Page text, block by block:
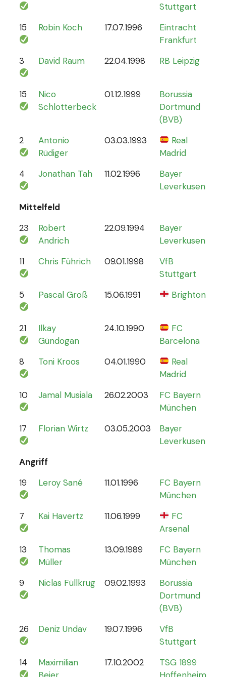
Stuttgart
15 Robin Koch 17.07.1996
Eintracht
Frankfurt
3 David Raum 22.04.1998 RB Leipzig
15
Nico
Schlotterbeck
01.12.1999
Borussia
Dortmund
(BVB)
2
Antonio
Rüdiger
03.03.1993
Real
Madrid
4 Jonathan Tah 11.02.1996
Bayer
Leverkusen
Mittelfeld
23
Robert
Andrich
22.09.1994
Bayer
Leverkusen
11 Chris Führich 09.01.1998
VfB
Stuttgart
5 Pascal Groß 15.06.1991 Brighton
21
Ilkay
Gündogan
24.10.1990
FC
Barcelona
8 Toni Kroos 04.01.1990
Real
Madrid
10 Jamal Musiala 26.02.2003
FC Bayern
München
17 Florian Wirtz 03.05.2003
Bayer
Leverkusen
Angriff
19
Leroy Sané 11.01.1996
FC Bayern
München
7 Kai Havertz 11.06.1999
FC
Arsenal
13
Thomas
Müller
13.09.1989
FC Bayern
München
9 Niclas Füllkrug 09.02.1993
Borussia
Dortmund
(BVB)
26 Deniz Undav 19.07.1996
VfB
Stuttgart
14
Maximilian
17.10.2002
TSG 1899